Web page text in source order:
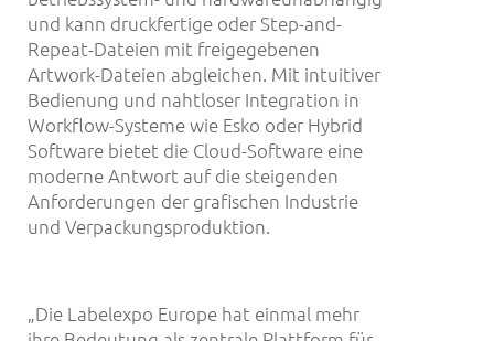
und kann druckfertige oder Step-and-
Repeat-Dateien mit freigegebenen
Artwork-Dateien abgleichen. Mit intuitiver
Bedienung und nahtloser Integration in
Workflow-Systeme wie Esko oder Hybrid
Software bietet die Cloud-Software eine
moderne Antwort auf die steigenden
Anforderungen der grafischen Industrie
und Verpackungsproduktion.
„Die Labelexpo Europe hat einmal mehr